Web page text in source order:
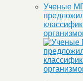
Ученые